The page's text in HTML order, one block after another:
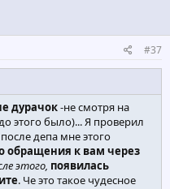
#37
дурачок-не смотря на
этого было)... Я проверил
депа мне этого
обращения к вам через
этого, появилась
. Че это такое чудесное